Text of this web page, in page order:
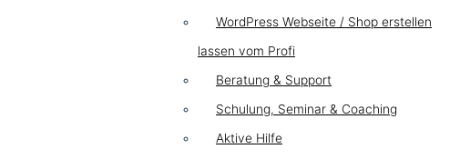
WordPress Webseite / Shop erstellen
lassen vom Profi
Beratung & Support
Schulung, Seminar & Coaching
Aktive Hilfe